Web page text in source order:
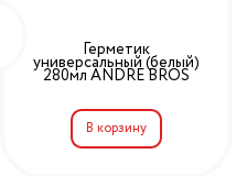
Герметик
универсальный (белый)
280мл ANDRE BROS